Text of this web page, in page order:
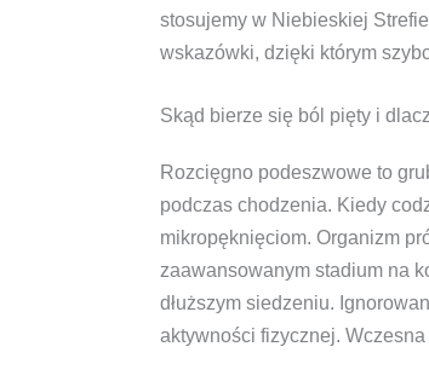
stosujemy w Niebieskiej
wskazówki, dzięki którym
Skąd bierze się ból pięty i
Rozcięgno podeszwowe to
podczas chodzenia. Kiedy
mikropęknięciom. Organizm
zaawansowanym stadium na
dłuższym siedzeniu.
aktywności fizycznej.